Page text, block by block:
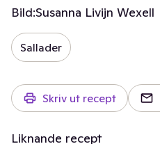
Bild:Susanna Livijn Wexell
Sallader
Skriv ut recept
Liknande recept